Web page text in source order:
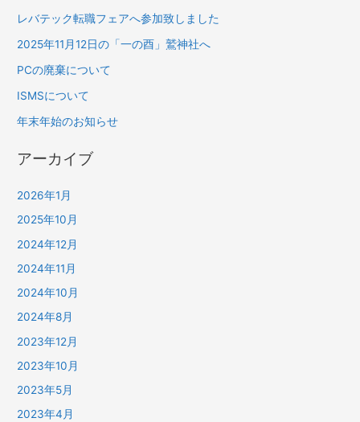
レバテック転職フェアへ参加致しました
2025年11月12日の「一の酉」鷲神社へ
PCの廃棄について
ISMSについて
年末年始のお知らせ
アーカイブ
2026年1月
2025年10月
2024年12月
2024年11月
2024年10月
2024年8月
2023年12月
2023年10月
2023年5月
2023年4月